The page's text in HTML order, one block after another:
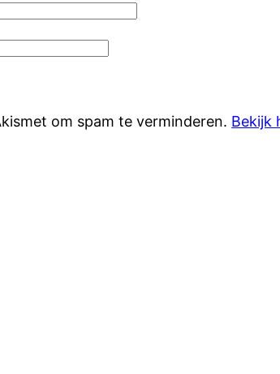
om spam te verminderen. Bekijk